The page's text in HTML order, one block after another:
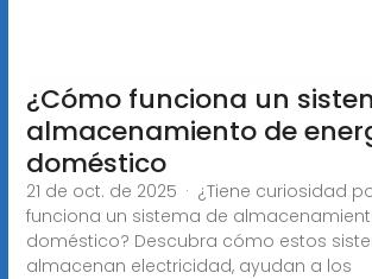
¿Cómo funciona un
almacenamiento de
doméstico
21 de oct. de 2025 · ¿Tiene curiosidad
funciona un sistema de
doméstico? Descubra cómo estos
almacenan electricidad, ayudan a los